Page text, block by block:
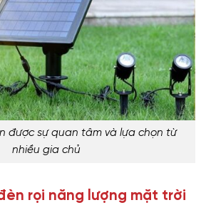
được sự quan tâm và lựa chọn từ
nhiều gia chủ
rọi năng lượng mặt trời